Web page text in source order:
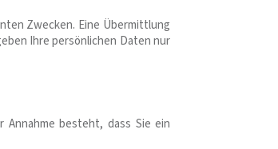
Zwecken. Eine Übermittlung
Ihre persönlichen Daten nur
besteht, dass Sie ein